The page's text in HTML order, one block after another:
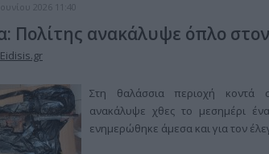
2026 11:40
Πολίτης ανακάλυψε όπλο
Eidisis.gr
Στη θαλάσσια περιοχή κοντά
ανακάλυψε χθες το μεσημέρι
ενημερώθηκε άμεσα και για τον